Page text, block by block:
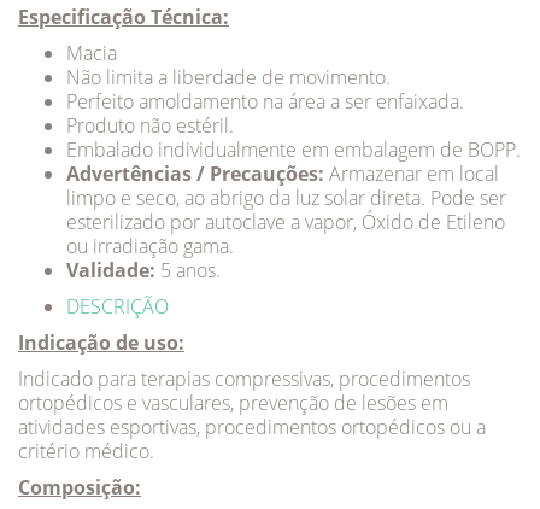
Especificação Técnica:
Macia
Não limita a liberdade de movimento.
Perfeito amoldamento na área a ser enfaixada.
Produto não estéril.
Embalado individualmente em embalagem de BOPP.
Advertências / Precauções: Armazenar em local
limpo e seco, ao abrigo da luz solar direta. Pode ser
esterilizado por autoclave a vapor, Óxido de Etileno
ou irradiação gama.
Validade: 5 anos.
DESCRIÇÃO
Indicação de uso:
Indicado para terapias compressivas, procedimentos
ortopédicos e vasculares, prevenção de lesões em
atividades esportivas, procedimentos ortopédicos ou a
critério médico.
Composição: